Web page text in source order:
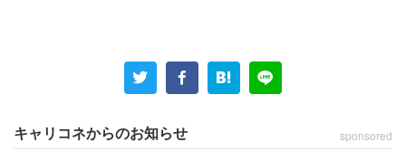
ない携帯電話が。怪しいと思い夫にバレないよう静かに隠
しもち、携帯を確認。昔はガラケーでロックなどかかって
キャリコネからのお知らせ sponsored